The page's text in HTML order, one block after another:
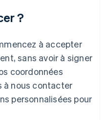
?
à accepter
sans avoir à signer
coordonnées
à nous contacter
personnalisées pour